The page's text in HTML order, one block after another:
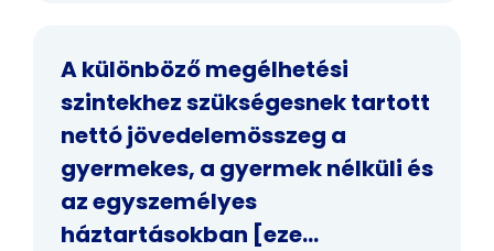
A különböző megélhetési
szintekhez szükségesnek tartott
nettó jövedelemösszeg a
gyermekes, a gyermek nélküli és
az egyszemélyes
háztartásokban [eze...